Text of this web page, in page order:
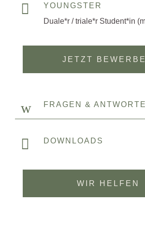

YOUNGSTER
Duale*r / triale*r Student*in
JETZT
w FRAGEN &
 DOWNLOADS
WIR HELFEN